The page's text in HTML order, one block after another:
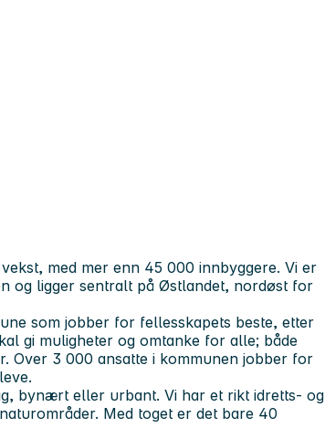
med mer enn 45 000 innbyggere. Vi er
og ligger sentralt på Østlandet, nordøst for
som jobber for fellesskapets beste, etter
gi muligheter og omtanke for alle; både
Over 3 000 ansatte i kommunen jobber for
bynært eller urbant. Vi har et rikt idretts- og
Med toget er det bare 40